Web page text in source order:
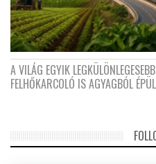
A VILÁG EGYIK
FELHŐKARCOLÓ IS AGYAGBÓL